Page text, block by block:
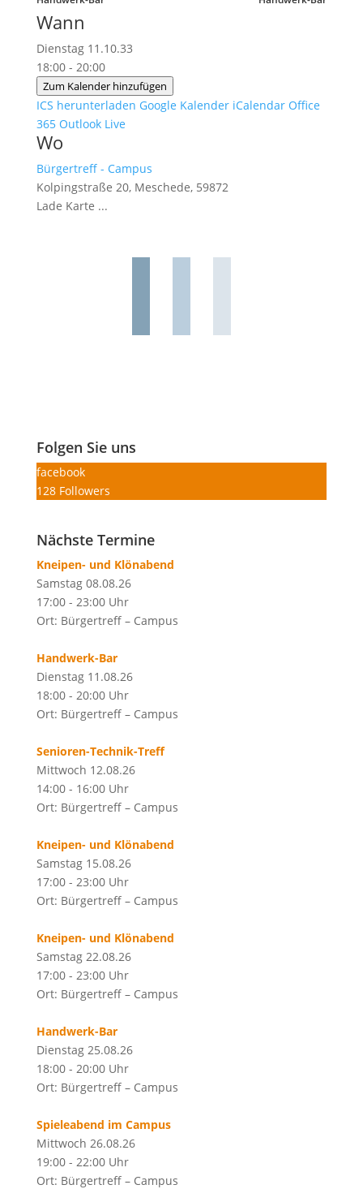
Wann
Dienstag 11.10.33
18:00 - 20:00
Zum Kalender hinzufügen
ICS herunterladen Google Kalender iCalendar Office
365 Outlook Live
Wo
Bürgertreff - Campus
Kolpingstraße 20, Meschede, 59872
Lade Karte ...
Folgen Sie uns
facebook
128 Followers
Nächste Termine
Kneipen- und Klönabend
Samstag 08.08.26
17:00 - 23:00 Uhr
Ort: Bürgertreff – Campus
Handwerk-Bar
Dienstag 11.08.26
18:00 - 20:00 Uhr
Ort: Bürgertreff – Campus
Senioren-Technik-Treff
Mittwoch 12.08.26
14:00 - 16:00 Uhr
Ort: Bürgertreff – Campus
Kneipen- und Klönabend
Samstag 15.08.26
17:00 - 23:00 Uhr
Ort: Bürgertreff – Campus
Kneipen- und Klönabend
Samstag 22.08.26
17:00 - 23:00 Uhr
Ort: Bürgertreff – Campus
Handwerk-Bar
Dienstag 25.08.26
18:00 - 20:00 Uhr
Ort: Bürgertreff – Campus
Spieleabend im Campus
Mittwoch 26.08.26
19:00 - 22:00 Uhr
Ort: Bürgertreff – Campus